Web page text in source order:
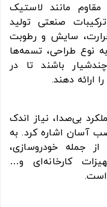
مانند لاستیک
صنعتی تولید
سایش و رطوبت
نوع طراحی، تسمه‌ها
باشند تا در
ارائه دهند.
بی‌صدا، نیاز اندک
آسان اشاره کرد. به
جمله خودروسازی،
کارخانه‌ای و…
است.